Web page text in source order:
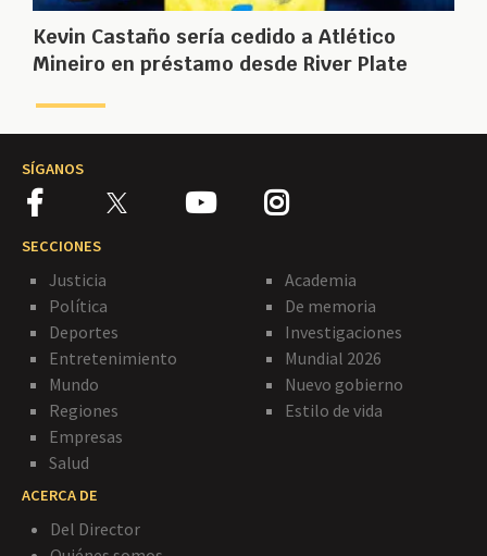
Kevin Castaño sería cedido a Atlético
Mineiro en préstamo desde River Plate
SÍGANOS
SECCIONES
Justicia
Política
Deportes
Entretenimiento
Mundo
Regiones
Empresas
Salud
Academia
De memoria
Investigaciones
Mundial 2026
Nuevo gobierno
Estilo de vida
ACERCA DE
Del Director